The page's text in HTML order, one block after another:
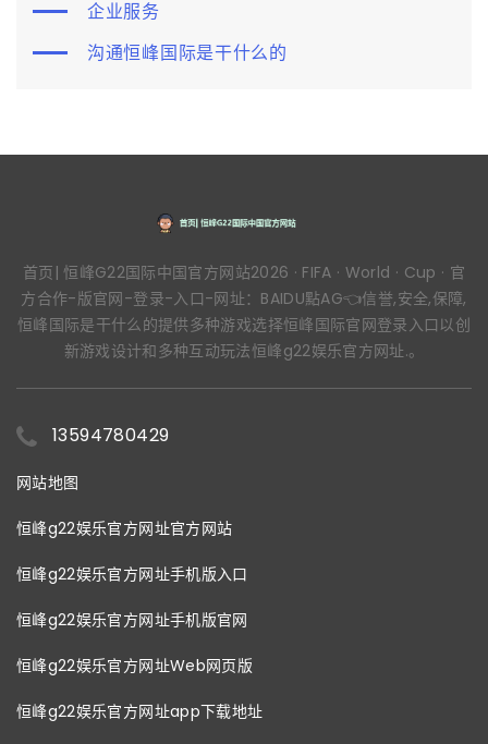
企业服务
沟通恒峰国际是干什么的
首页| 恒峰G22国际中国官方网站2026 · FIFA · World · Cup · 官
方合作-版官网-登录-入口-网址：BAIDU點AG👈信誉,安全,保障,
恒峰国际是干什么的提供多种游戏选择恒峰国际官网登录入口以创
新游戏设计和多种互动玩法恒峰g22娱乐官方网址.。
13594780429
网站地图
恒峰g22娱乐官方网址官方网站
恒峰g22娱乐官方网址手机版入口
恒峰g22娱乐官方网址手机版官网
恒峰g22娱乐官方网址Web网页版
恒峰g22娱乐官方网址app下载地址